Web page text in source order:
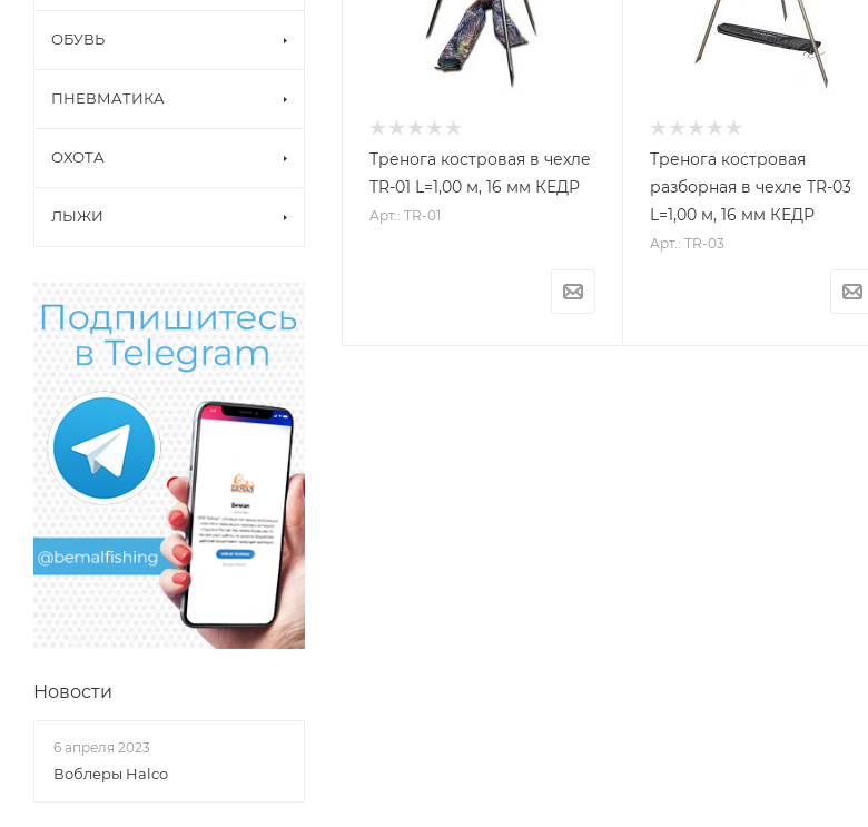
Тренога костровая в чехле
TR-01 L=1,00 м, 16 мм КЕДР
Арт.: TR-01
Тренога костровая
разборная в чехле TR-03
L=1,00 м, 16 мм КЕДР
Арт.: TR-03
ОБУВЬ
ПНЕВМАТИКА
ОХОТА
ЛЫЖИ
Новости
6 апреля 2023
Воблеры Halco